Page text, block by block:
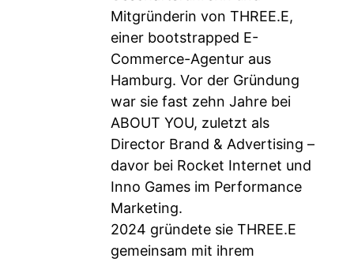
Mitgründerin von THREE.E,
einer bootstrapped E-
Commerce-Agentur aus
Hamburg. Vor der Gründung
war sie fast zehn Jahre bei
ABOUT YOU, zuletzt als
Director Brand & Advertising –
davor bei Rocket Internet und
Inno Games im Performance
Marketing.
2024 gründete sie THREE.E
gemeinsam mit ihrem